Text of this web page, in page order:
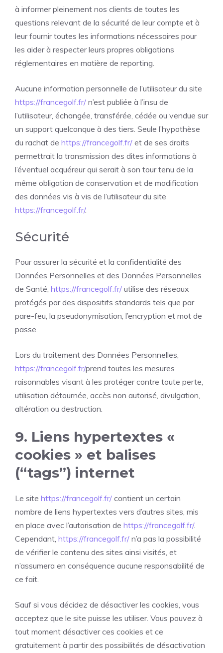
à informer pleinement nos clients de toutes les
questions relevant de la sécurité de leur compte et à
leur fournir toutes les informations nécessaires pour
les aider à respecter leurs propres obligations
réglementaires en matière de reporting.
Aucune information personnelle de l’utilisateur du site
https://francegolf.fr/ n’est publiée à l’insu de
l’utilisateur, échangée, transférée, cédée ou vendue sur
un support quelconque à des tiers. Seule l’hypothèse
du rachat de https://francegolf.fr/ et de ses droits
permettrait la transmission des dites informations à
l’éventuel acquéreur qui serait à son tour tenu de la
même obligation de conservation et de modification
des données vis à vis de l’utilisateur du site
https://francegolf.fr/.
Sécurité
Pour assurer la sécurité et la confidentialité des
Données Personnelles et des Données Personnelles
de Santé, https://francegolf.fr/ utilise des réseaux
protégés par des dispositifs standards tels que par
pare-feu, la pseudonymisation, l’encryption et mot de
passe.
Lors du traitement des Données Personnelles,
https://francegolf.fr/prend toutes les mesures
raisonnables visant à les protéger contre toute perte,
utilisation détournée, accès non autorisé, divulgation,
altération ou destruction.
9. Liens hypertextes «
cookies » et balises
(“tags”) internet
Le site https://francegolf.fr/ contient un certain
nombre de liens hypertextes vers d’autres sites, mis
en place avec l’autorisation de https://francegolf.fr/.
Cependant, https://francegolf.fr/ n’a pas la possibilité
de vérifier le contenu des sites ainsi visités, et
n’assumera en conséquence aucune responsabilité de
ce fait.
Sauf si vous décidez de désactiver les cookies, vous
acceptez que le site puisse les utiliser. Vous pouvez à
tout moment désactiver ces cookies et ce
gratuitement à partir des possibilités de désactivation